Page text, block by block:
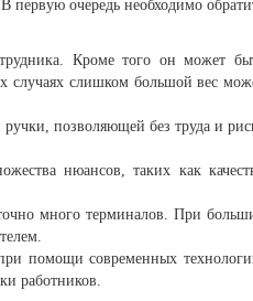
первую очередь необходимо
Кроме того он может
случаях слишком большой вес
позволяющей без труда и
нюансов, таких как
много терминалов. При
помощи современных
работников.